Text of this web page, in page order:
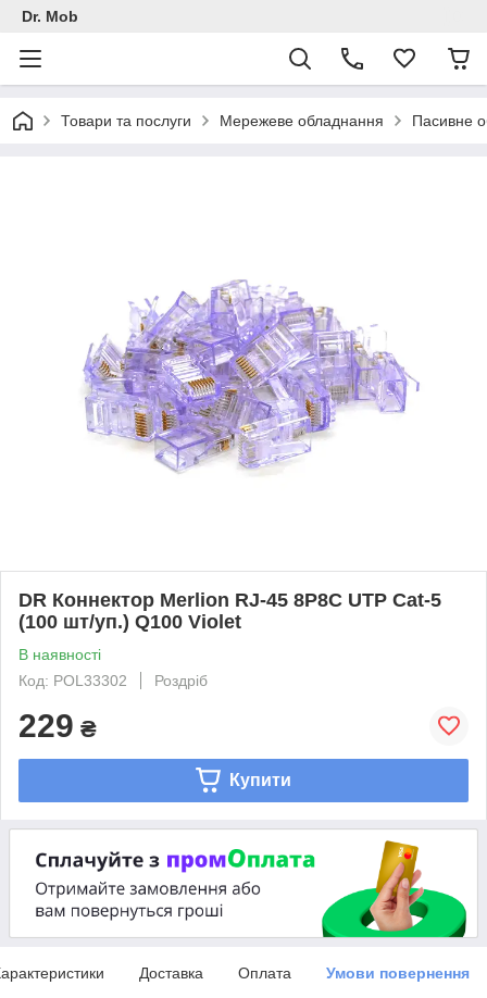
Dr. Mob
Товари та послуги Мережеве обладнання Пасивне
DR Коннектор Merlion RJ-45 8P8C UTP Cat-5
(100 шт/уп.) Q100 Violet
В наявності
Код: POL33302
Роздріб
229 ₴
Купити
Доставка Оплата Умови повернення